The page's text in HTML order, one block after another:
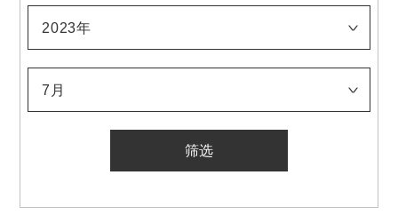
2023年
2026年
2025年
2024年
2023年
2022年
2021年
2020年
2019年
2018年
2017年
2016年
2015年
2014年
2013年
2012年
2011年
2010年
2009年
2008年
2007年
2006年
2005年
2004年
2003年
2002年
2001年
2000年
1999年
1998年
1997年
1996年
1995年
1994年
1993年
1992年
1991年
1990年
1989年
1988年
1987年
1986年
1985年
1984年
1983年
1982年
1981年
1980年
1979年
1978年
1977年
1976年
1975年
1974年
1973年
1972年
1971年
1970年
1969年
1968年
1967年
1966年
1965年
1964年
1963年
1962年
1961年
1960年
1959年
1958年
1957年
1956年
1955年
1954年
1953年
1952年
1951年
1950年
1949年
1948年
1947年
1946年
1945年
1944年
1943年
1942年
1941年
1940年
1939年
1938年
1937年
1936年
1935年
1934年
1933年
7月